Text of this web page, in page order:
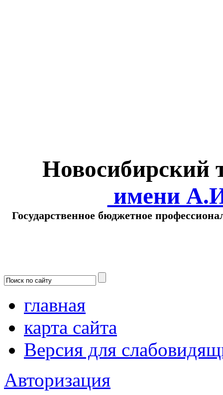
Новосибирский
имени
Государственное бюджетное
главная
карта сайта
Версия для
Авторизация